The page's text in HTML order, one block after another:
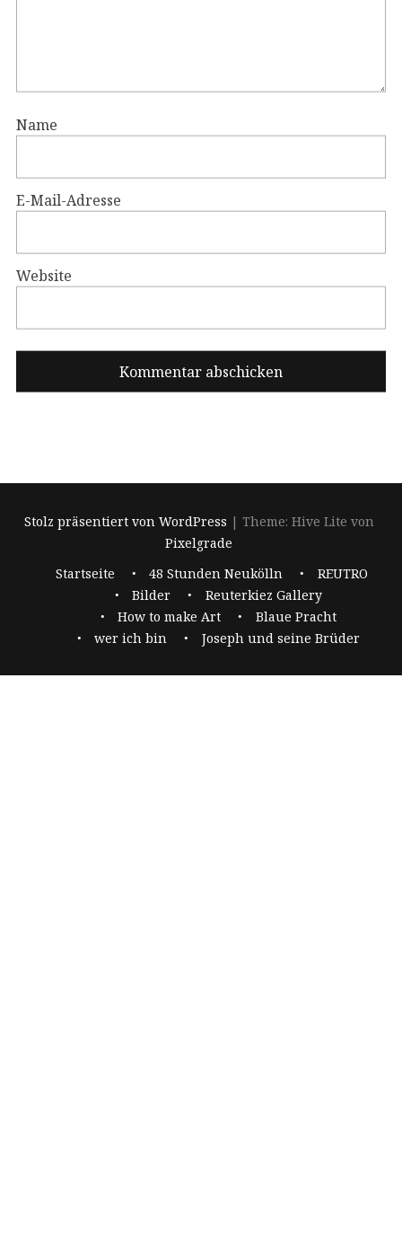
Name
E-Mail-Adresse
Website
Stolz präsentiert von WordPress | Theme: Hive Lite von
Pixelgrade
Startseite 48 Stunden Neukölln
REUTRO
Bilder
Reuterkiez Gallery
How to make Art
Blaue Pracht
wer ich bin
Joseph und seine Brüder